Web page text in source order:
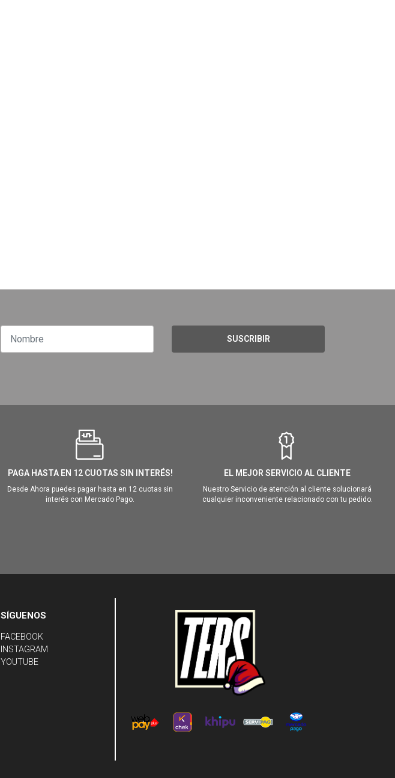
SUSCRIBIR
PAGA HASTA EN 12 CUOTAS SIN INTERÉS!
Desde Ahora puedes pagar hasta en 12 cuotas sin
interés con Mercado Pago.
EL MEJOR SERVICIO AL CLIENTE
Nuestro Servicio de atención al cliente solucionará
cualquier inconveniente relacionado con tu pedido.
SÍGUENOS
FACEBOOK
INSTAGRAM
YOUTUBE